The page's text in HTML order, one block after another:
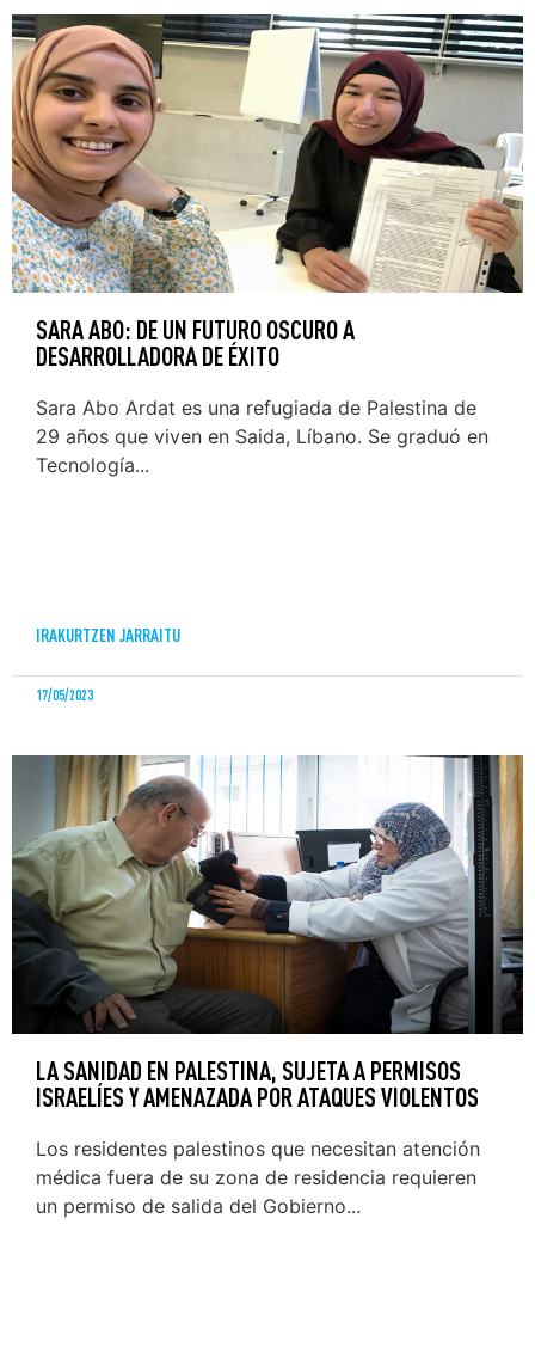
SARA ABO: DE UN FUTURO OSCURO A
DESARROLLADORA DE ÉXITO
Sara Abo Ardat es una refugiada de Palestina de
29 años que viven en Saida, Líbano. Se graduó en
Tecnología...
IRAKURTZEN JARRAITU
17/05/2023
LA SANIDAD EN PALESTINA, SUJETA A PERMISOS
ISRAELÍES Y AMENAZADA POR ATAQUES VIOLENTOS
Los residentes palestinos que necesitan atención
médica fuera de su zona de residencia requieren
un permiso de salida del Gobierno...